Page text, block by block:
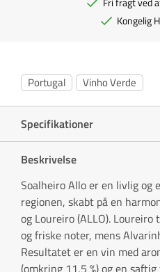
Kongelig
Portugal
Vinho Verde
Specifikationer
Beskrivelse
Soalheiro Allo er en livlig
regionen, skabt på en
og Loureiro (ALLO).
og friske noter, mens
Resultatet er en vin med
(omkring 11,5 %) og en